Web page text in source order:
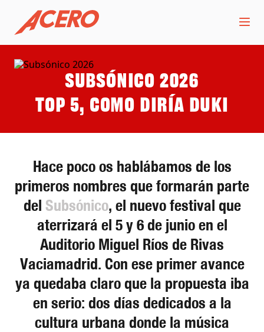
Subsónico 2026
Top 5, como diría Duki
Hace poco os hablábamos de los
primeros nombres que formarán parte
del Subsónico, el nuevo festival que
aterrizará el 5 y 6 de junio en el
Auditorio Miguel Ríos de Rivas
Vaciamadrid. Con ese primer avance
ya quedaba claro que la propuesta iba
en serio: dos días dedicados a la
cultura urbana donde la música